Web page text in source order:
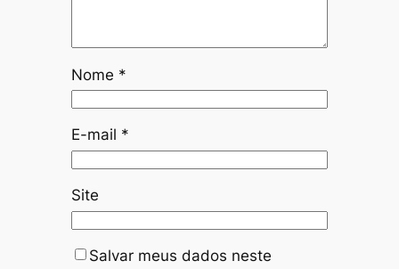
Nome *
E-mail *
Site
Salvar meus dados neste